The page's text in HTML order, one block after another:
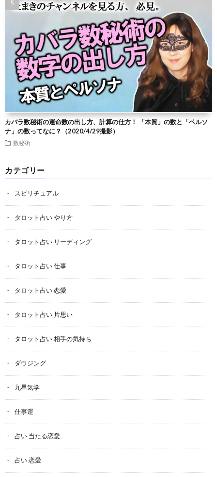
カバラ数秘術の運命数の出し方、計算の仕方！ 「本質」の数と「ペルソ
ナ」の数ってなに？（2020/4/29撮影）
数秘術
カテゴリー
スピリチュアル
タロット占い やり方
タロット占い リーディング
タロット占い 仕事
タロット占い 恋愛
タロット占い 片思い
タロット占い 相手の気持ち
ダウジング
九星気学
仕事運
占い 当たる恋愛
占い 恋愛